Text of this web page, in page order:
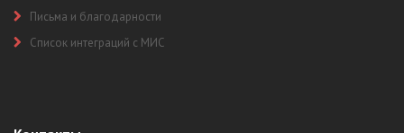
Письма и благодарности
Список интеграций с МИС